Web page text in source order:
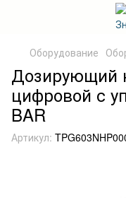
Оборудование
Дозирующий
цифровой с
BAR
Артикул: